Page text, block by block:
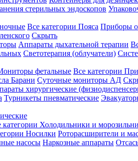
стерильных эндоскопов
Все категории Пояса Приборы
Скрыть
Аппараты дыхательной терапии
Светотерапия (облучатели)
фетальные Все категории
Барани Суточные мониторы АД
хирургические
Турникеты пневматические
категории Холодильники и
Носилки Роторасширители и
насосы Наркозные аппараты